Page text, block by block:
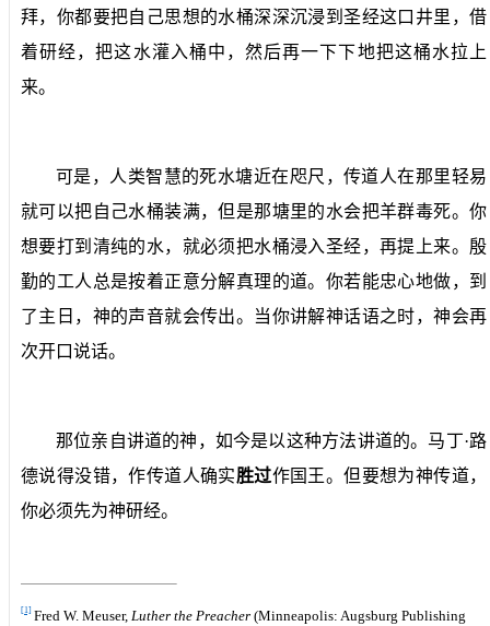
拜，你都要把自己思想的水桶深深沉浸到圣经这口井里，借
着研经，把这水灌入桶中，然后再一下下地把这桶水拉上
来。
可是，人类智慧的死水塘近在咫尺，传道人在那里轻易
就可以把自己水桶装满，但是那塘里的水会把羊群毒死。你
想要打到清纯的水，就必须把水桶浸入圣经，再提上来。殷
勤的工人总是按着正意分解真理的道。你若能忠心地做，到
了主日，神的声音就会传出。当你讲解神话语之时，神会再
次开口说话。
那位亲自讲道的神，如今是以这种方法讲道的。马丁·路
德说得没错，作传道人确实胜过作国王。但要想为神传道，
你必须先为神研经。
[1] Fred W. Meuser, Luther the Preacher (Minneapolis: Augsburg Publishing